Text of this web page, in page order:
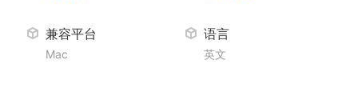
兼容平台
Mac
语言
英文